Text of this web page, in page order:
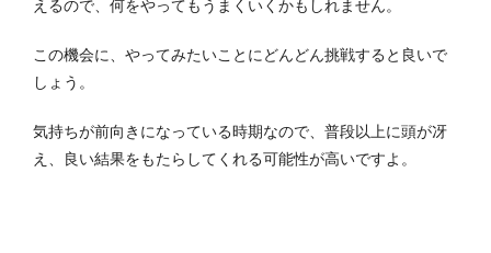
えるので、何をやってもうまくいくかもしれません。
この機会に、やってみたいことにどんどん挑戦すると良いで
しょう。
気持ちが前向きになっている時期なので、普段以上に頭が冴
え、良い結果をもたらしてくれる可能性が高いですよ。